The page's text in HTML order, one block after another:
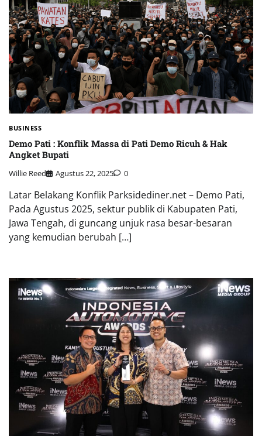
BUSINESS
Demo Pati : Konflik Massa di Pati Demo Ricuh & Hak
Angket Bupati
Willie Reed Agustus 22, 2025 0
Latar Belakang Konflik Parksidediner.net – Demo Pati,
Pada Agustus 2025, sektur publik di Kabupaten Pati,
Jawa Tengah, di guncang unjuk rasa besar-besaran
yang kemudian berubah […]